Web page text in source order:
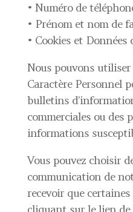
• Numéro de
• Prénom et nom de
• Cookies et
Nous pouvons utiliser
Caractère Personnel
bulletins
commerciales ou des
informations
Vous pouvez choisir
communication de
recevoir que